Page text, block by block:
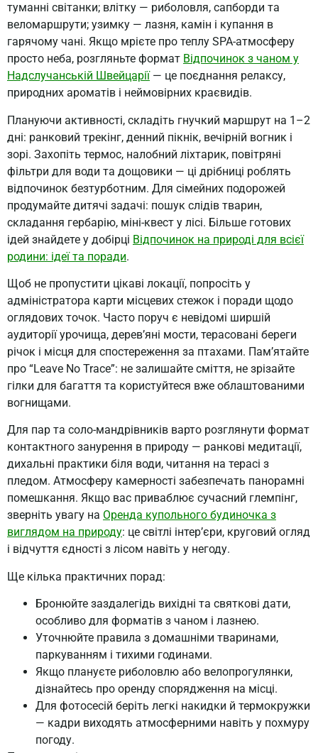
туманні світанки; влітку — риболовля, сапборди та
веломаршрути; узимку — лазня, камін і купання в
гарячому чані. Якщо мрієте про теплу SPA-атмосферу
просто неба, розгляньте формат Відпочинок з чаном у
Надслучанській Швейцарії— це поєднання релаксу,
природних ароматів і неймовірних краєвидів.
Плануючи активності, складіть гнучкий маршрут на 1–2
дні: ранковий трекінг, денний пікнік, вечірній вогник і
зорі. Захопіть термос, налобний ліхтарик, повітряні
фільтри для води та дощовики — ці дрібниці роблять
відпочинок безтурботним. Для сімейних подорожей
продумайте дитячі задачі: пошук слідів тварин,
складання гербарію, міні-квест у лісі. Більше готових
ідей знайдете у добірці Відпочинок на природі для всієї
родини: ідеї та поради.
Щоб не пропустити цікаві локації, попросіть у
адміністратора карти місцевих стежок і поради щодо
оглядових точок. Часто поруч є невідомі ширшій
аудиторії урочища, дерев’яні мости, терасовані береги
річок і місця для спостереження за птахами. Пам’ятайте
про “Leave No Trace”: не залишайте сміття, не зрізайте
гілки для багаття та користуйтеся вже облаштованими
вогнищами.
Для пар та соло-мандрівників варто розглянути формат
контактного занурення в природу — ранкові медитації,
дихальні практики біля води, читання на терасі з
пледом. Атмосферу камерності забезпечать панорамні
помешкання. Якщо вас приваблює сучасний глемпінг,
зверніть увагу на Оренда купольного будиночка з
виглядом на природу: це світлі інтер’єри, круговий огляд
і відчуття єдності з лісом навіть у негоду.
Ще кілька практичних порад:
Бронюйте заздалегідь вихідні та святкові дати,
особливо для форматів з чаном і лазнею.
Уточнюйте правила з домашніми тваринами,
паркуванням і тихими годинами.
Якщо плануєте риболовлю або велопрогулянки,
дізнайтесь про оренду спорядження на місці.
Для фотосесій беріть легкі накидки й термокружки
— кадри виходять атмосферними навіть у похмуру
погоду.